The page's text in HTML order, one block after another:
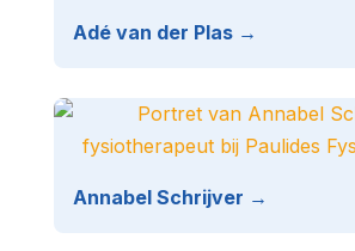
Adé van der Plas →
Annabel Schrijver →